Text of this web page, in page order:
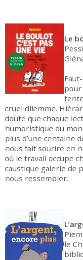
Le
pour
cruel dilemme.
doute que chaque
humoristique du
plus d’une centaine
nous fait sourire en
où le travail occupe
caustique galerie de
nous ressembler.
Piem.
le